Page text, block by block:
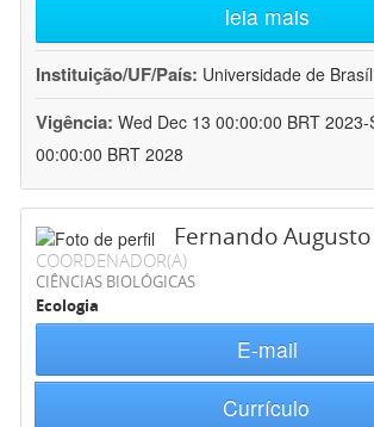
leia mais
Instituição/UF/País: Universidade de
Vigência: Wed Dec 13 00:00:00 BRT 2023-
00:00:00 BRT 2028
Fernando
COORDENADOR(A)
CIÊNCIAS BIOLÓGICAS
Ecologia
E-mail
Currículo